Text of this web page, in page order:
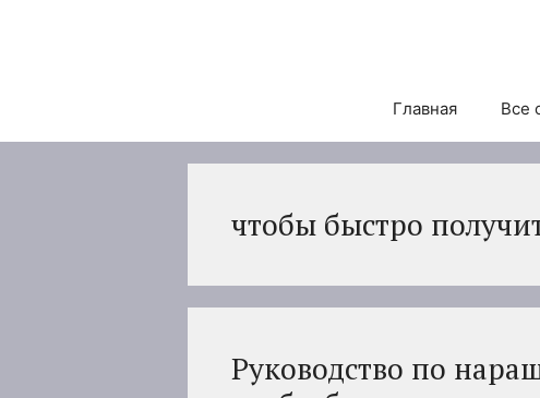
Главная Все
чтобы быстро
Руководство по